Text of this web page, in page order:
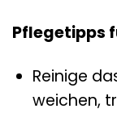
Pflegetipps
Reinige
weichen,